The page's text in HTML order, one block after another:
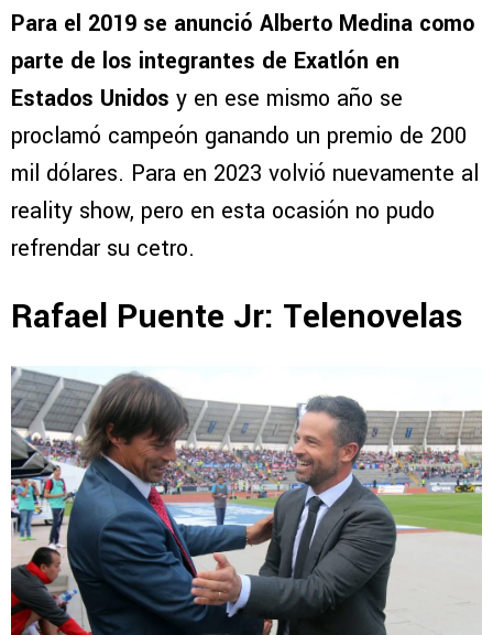
Para el 2019 se anunció Alberto Medina como
parte de los integrantes de Exatlón en
Estados Unidos y en ese mismo año se
proclamó campeón ganando un premio de 200
mil dólares. Para en 2023 volvió nuevamente al
reality show, pero en esta ocasión no pudo
refrendar su cetro.
Rafael Puente Jr: Telenovelas